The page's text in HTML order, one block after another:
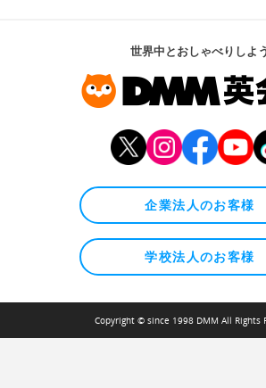
世界中とおしゃべりしよう
企業法人のお客様
学校法人のお客様
Copyright © since 1998 DMM All Rights